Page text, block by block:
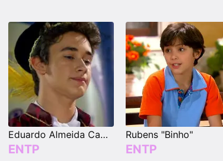
Eduardo Almeida Campos "Duda"
ENTP
Rubens "Binho"
ENTP